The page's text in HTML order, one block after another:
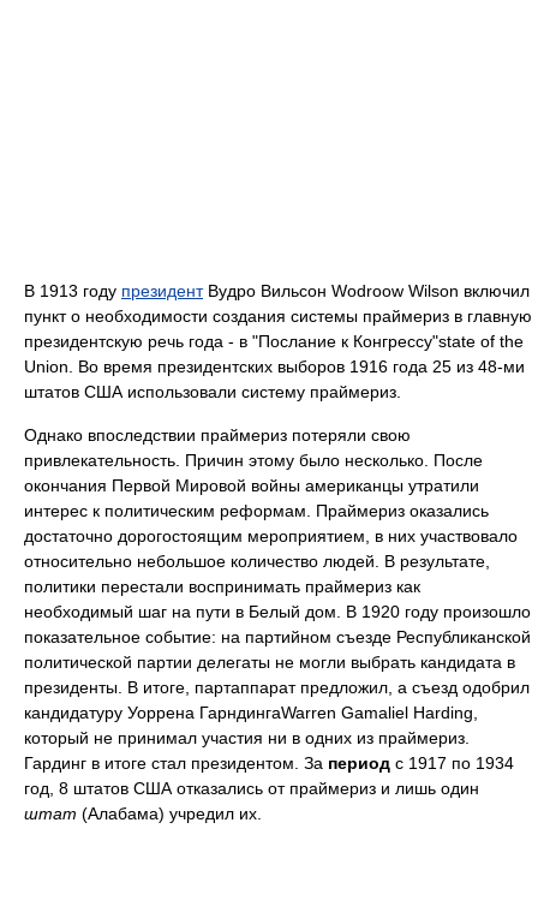
В 1913 году президентВудро Вильсон Wodroow Wilson включил
пункт о необходимости создания системы праймериз в главную
президентскую речь года - в "Послание к Конгрессу"state of the
Union. Во время президентских выборов 1916 года 25 из 48-ми
штатов США использовали систему праймериз.
Однако впоследствии праймериз потеряли свою
привлекательность. Причин этому было несколько. После
окончания Первой Мировой войны американцы утратили
интерес к политическим реформам. Праймериз оказались
достаточно дорогостоящим мероприятием, в них участвовало
относительно небольшое количество людей. В результате,
политики перестали воспринимать праймериз как
необходимый шаг на пути в Белый дом. В 1920 году произошло
показательное событие: на партийном съезде Республиканской
политической партии делегаты не могли выбрать кандидата в
президенты. В итоге, партаппарат предложил, а съезд одобрил
кандидатуру Уоррена ГарндингаWarren Gamaliel Harding,
который не принимал участия ни в одних из праймериз.
Гардинг в итоге стал президентом. За период с 1917 по 1934
год, 8 штатов США отказались от праймериз и лишь один
штат (Алабама) учредил их.